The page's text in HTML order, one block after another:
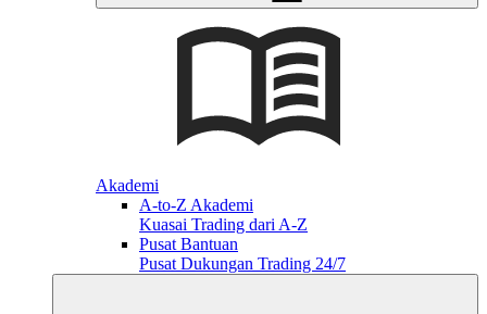
Akademi
A-to-Z Akademi
Kuasai Trading dari A-Z
Pusat Bantuan
Pusat Dukungan Trading 24/7